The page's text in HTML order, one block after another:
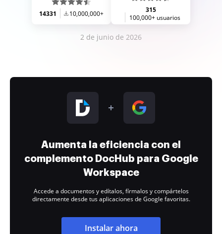
14331 10,000,000+
315
100,000+ usuarios
2 de junio de 2026
Aumenta la eficiencia con el
complemento DocHub para Google
Workspace
Accede a documentos y edítalos, fírmalos y compártelos
directamente desde tus aplicaciones de Google favoritas.
Instalar ahora